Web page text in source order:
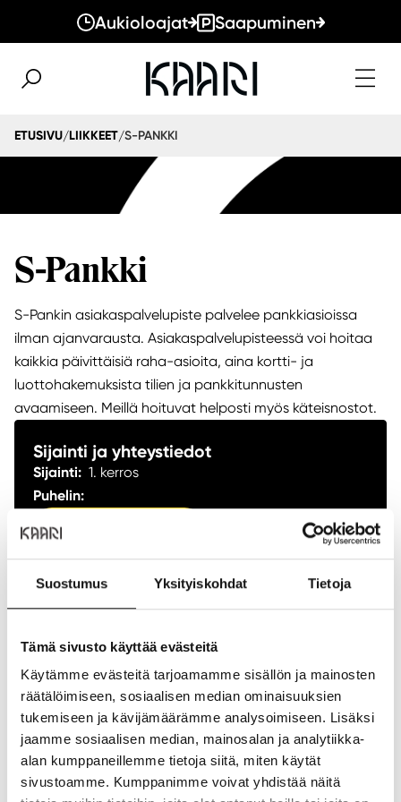
Suostumus Yksityiskohdat Tietoja
Tämä sivusto käyttää evästeitä
Käytämme evästeitä tarjoamamme sisällön ja mainosten
räätälöimiseen, sosiaalisen median ominaisuuksien
tukemiseen ja kävijämäärämme analysoimiseen. Lisäksi
jaamme sosiaalisen median, mainosalan ja analytiikka-
alan kumppaneillemme tietoja siitä, miten käytät
sivustoamme. Kumppanimme voivat yhdistää näitä
Aukioloajat Saapuminen
ETUSIVU/LIIKKEET/S-PANKKI
S-Pankki
S-Pankin asiakaspalvelupiste palvelee pankkiasioissa
ilman ajanvarausta. Asiakaspalvelupisteessä voi hoitaa
kaikkia päivittäisiä raha-asioita, aina kortti- ja
luottohakemuksista tilien ja pankkitunnusten
avaamiseen. Meillä hoituvat helposti myös käteisnostot.
Sijainti ja yhteystiedot
Sijainti: 1. kerros
Puhelin:
NÄYTÄ POHJAKARTASSA
ANNA PALAUTETTA
Aukioloajat
Ma: 09:00-20:00
Ti: 09:00-20:00
Ke: 09:00-20:00
To: 09:00-20:00
Pe: 09:00-20:00